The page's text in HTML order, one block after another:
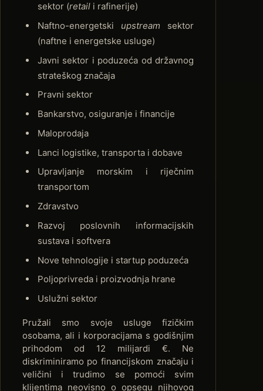
sektor (retaili rafinerije)
Naftno-energetski upstream sektor
(naftne i energetske usluge)
Javni sektor i poduzeća od državnog
strateškog značaja
Pravni sektor
Bankarstvo, osiguranje i financije
Maloprodaja
Lanci logistike, transporta i dobave
Upravljanje morskim i riječnim
transportom
Zdravstvo
Razvoj poslovnih informacijskih
sustava i softvera
Nove tehnologije i startup poduzeća
Poljoprivreda i proizvodnja hrane
Uslužni sektor
Pružali smo svoje usluge fizičkim
osobama, ali i korporacijama s godišnjim
prihodom od 12 milijardi €. Ne
diskriminiramo po financijskom značaju i
veličini i trudimo se pomoći svim
klijentima neovisno o opsegu njihovog